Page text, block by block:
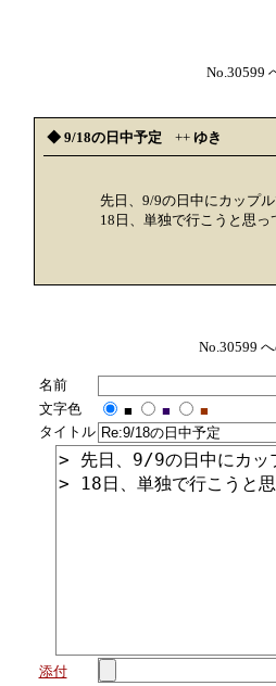
No.30599
◆ 9/18の日中予定 ++ ゆき
先日、9/9の日中にカップ
18日、単独で行こうと思
No.30599
名前
文字色
■ ■
■
タイトル
添付